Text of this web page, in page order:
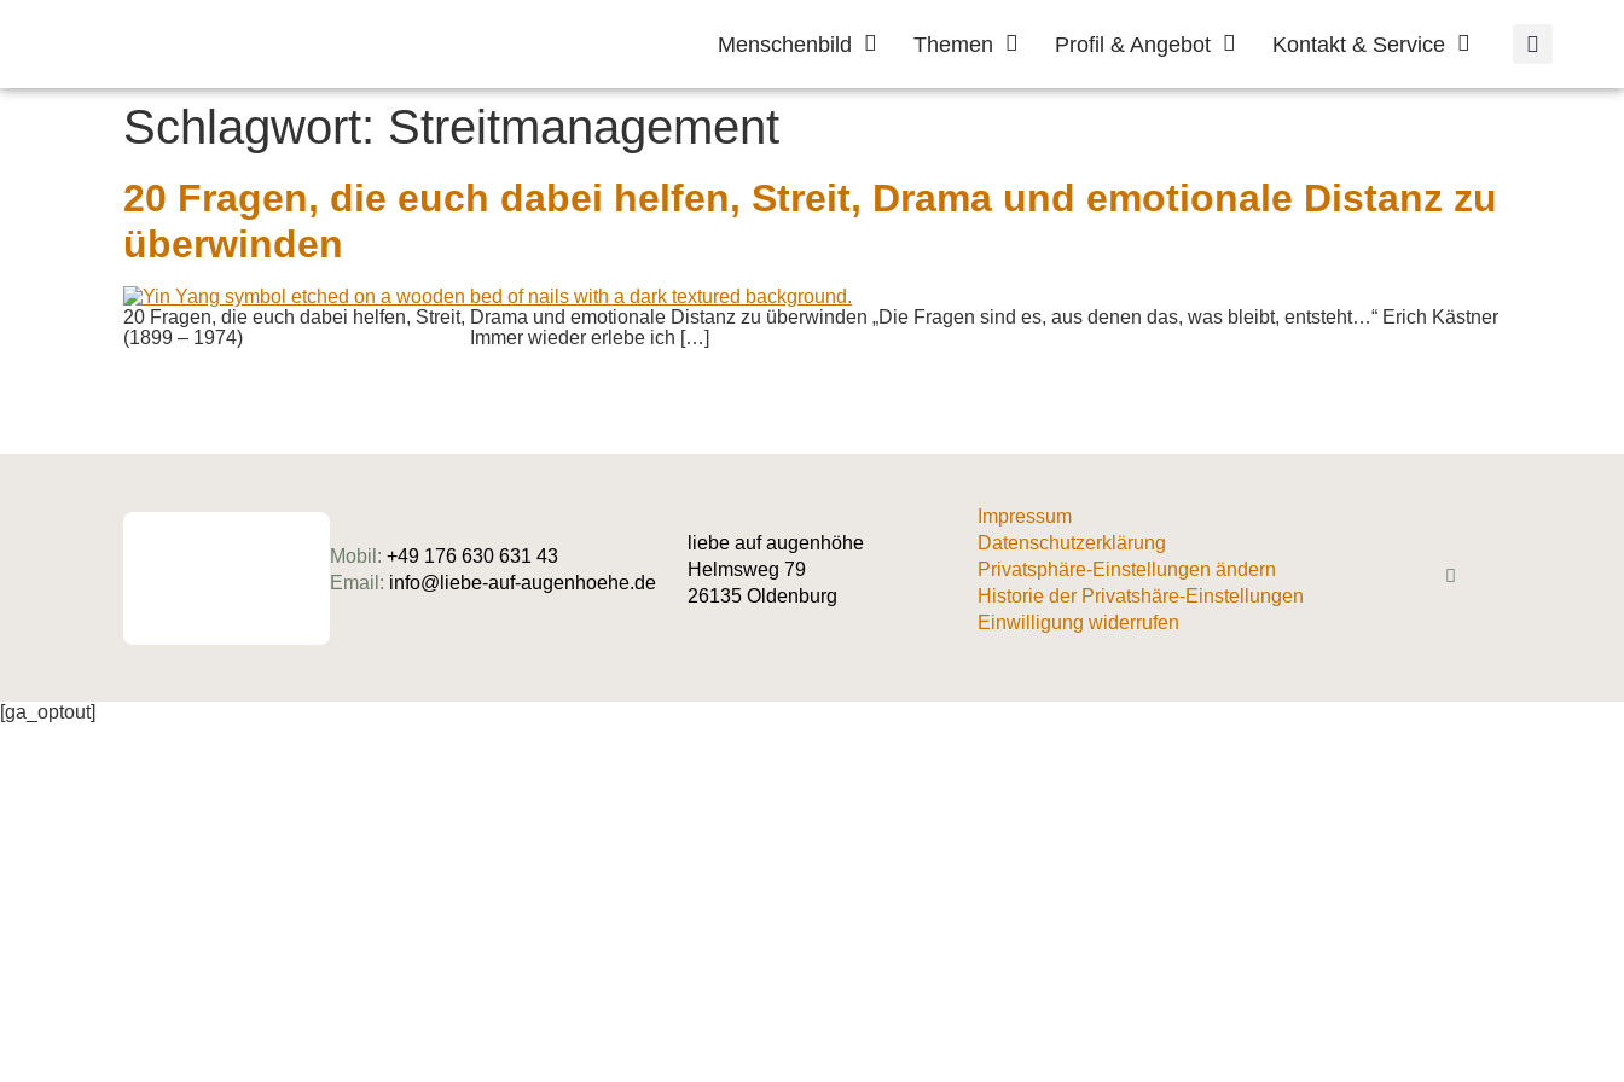
Menschenbild Themen Profil & Angebot Kontakt & Service
Schlagwort: Streitmanagement
20 Fragen, die euch dabei helfen, Streit, Drama und emotionale Distanz zu
überwinden
20 Fragen, die euch dabei helfen, Streit, Drama und emotionale Distanz zu überwinden „Die Fragen sind es, aus denen das, was bleibt, entsteht…“ Erich Kästner
(1899 – 1974) Immer wieder erlebe ich […]
Mobil: +49 176 630 631 43
Email: info@liebe-auf-augenhoehe.de
liebe auf augenhöhe
Helmsweg 79
26135 Oldenburg
Impressum
Datenschutzerklärung
Privatsphäre-Einstellungen ändern
Historie der Privatshäre-Einstellungen
Einwilligung widerrufen
[ga_optout]